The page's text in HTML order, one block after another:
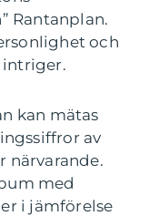
Rantanplan.
och
intriger.
kan mätas
av
närvarande.
med
i jämförelse